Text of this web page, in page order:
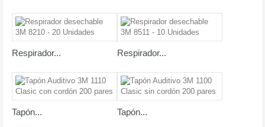
Respirador... Respirador...
Tapón... Tapón...